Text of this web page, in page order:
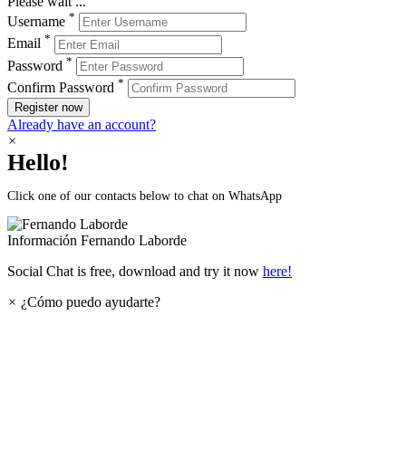
Username *
Email *
Password *
Confirm Password *
Register now
Already have an account?
×
Hello!
Click one of our contacts below to chat on WhatsApp
Información Fernando Laborde
Social Chat is free, download and try it now here!
× ¿Cómo puedo ayudarte?